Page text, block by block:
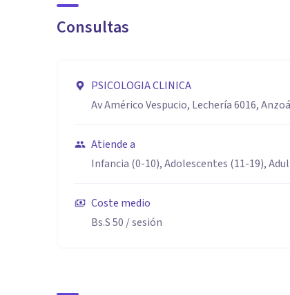
Consultas
PSICOLOGIA CLINICA
Av Américo Vespucio, Lechería 6016,
Atiende a
Infancia (0-10), Adolescentes (11-19),
Coste medio
Bs.S 50 / sesión